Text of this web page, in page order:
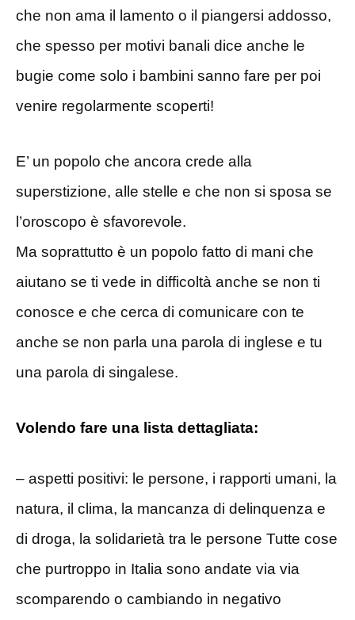
che non ama il lamento o il piangersi addosso,
che spesso per motivi banali dice anche le
bugie come solo i bambini sanno fare per poi
venire regolarmente scoperti!
E’ un popolo che ancora crede alla
superstizione, alle stelle e che non si sposa se
l’oroscopo è sfavorevole.
Ma soprattutto è un popolo fatto di mani che
aiutano se ti vede in difficoltà anche se non ti
conosce e che cerca di comunicare con te
anche se non parla una parola di inglese e tu
una parola di singalese.
Volendo fare una lista dettagliata:
– aspetti positivi: le persone, i rapporti umani, la
natura, il clima, la mancanza di delinquenza e
di droga, la solidarietà tra le persone Tutte cose
che purtroppo in Italia sono andate via via
scomparendo o cambiando in negativo